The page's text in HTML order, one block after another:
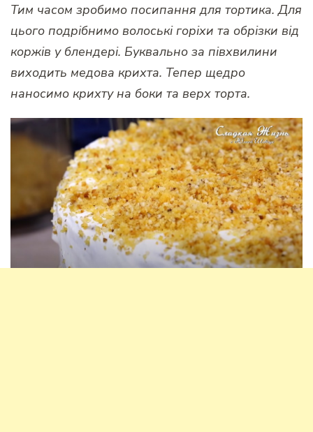
Тим часом зробимо посипання для тортика. Для
цього подрібнимо волоські горіхи та обрізки від
коржів у блендері. Буквально за півхвилини
виходить медова крихта. Тепер щедро
наносимо крихту на боки та верх торта.